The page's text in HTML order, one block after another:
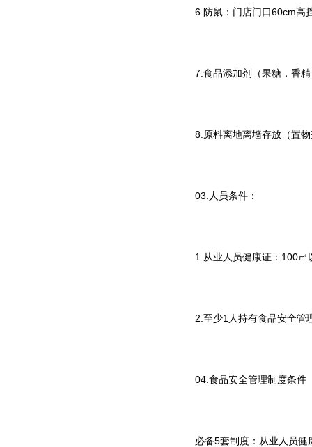
6.防鼠：门店门口60cm高
7.食品添加剂（果糖，香
8.原料离地离墙存放（置
03.人员条件：
1.从业人员健康证：100
2.至少1人持有食品安全管
04.食品安全管理制度条件
必备5套制度：从业人员